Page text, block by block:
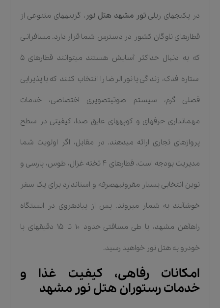
در پکیجهای ریلیتور مشهد هتل نور ، گزینههای متنوعی از
قطارهای ناوگان کشور در دسترس شما قرار دارد. مسافرانی
که به دنبال حداکثر آسایش هستند میتوانند قطارهای ۵
ستاره فدک، زندگی یا نورالرضا را انتخاب کنند که با پذیرایی
فصلی گرم، سیستم صوتیتصویری اختصاصی، خدمات
مهمانداری حرفهای و کوپههای عایق صدا، کیفیتی در سطح
پروازهای تجاری ارائه میدهند. در مقابل، اگر اولویت شما
مدیریت بودجه است، قطارهای ۴ تخته غزال، طوس، پارسی و
نوین انتخابی بسیار مقرونبهصرفه و استاندارد برای یک سفر
خوشآیند به شمار میروند. پس از پیادهروی در ایستگاه
راهآهن مشهد، با طی مسافتی حدود ۱۰ تا ۱۵ دقیقهای با
خودرو به هتل نور خواهید رسید.
امکانات رفاهی، کیفیت غذا و
خدمات رستوران هتل نور مشهد